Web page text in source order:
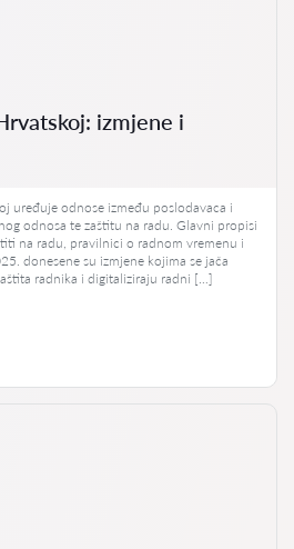
izmjene i
uređuje odnose između poslodavaca i
odnosa te zaštitu na radu. Glavni propisi
na radu, pravilnici o radnom vremenu i
donesene su izmjene kojima se jača
radnika i digitaliziraju radni […]